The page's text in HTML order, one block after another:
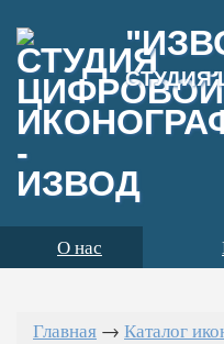
СТУДИЯ
О нас
Главная → Каталог